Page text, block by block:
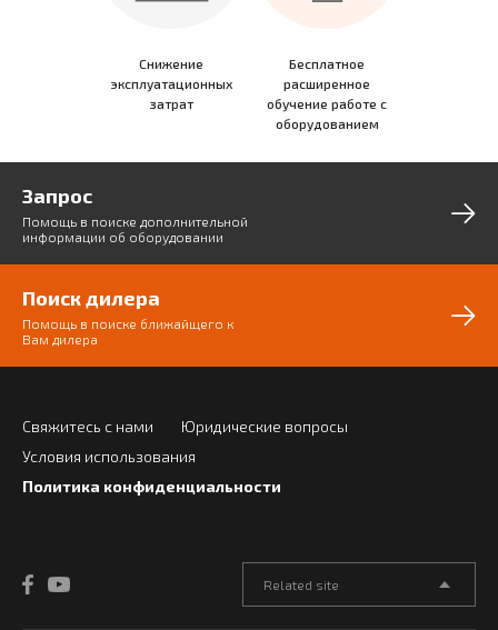
Снижение
эксплуатационных
затрат
Бесплатное
расширенное
обучение работе с
оборудованием
Запрос
Помощь в поиске дополнительной
информации об оборудовании
Поиск дилера
Помощь в поиске ближайщего к
Вам дилера
Свяжитесь с нами
Юридические вопросы
Условия использования
Политика конфиденциальности
Related site